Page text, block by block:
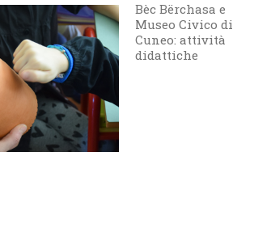
Bèc Bërchasa e
Museo Civico di
Cuneo: attività
didattiche